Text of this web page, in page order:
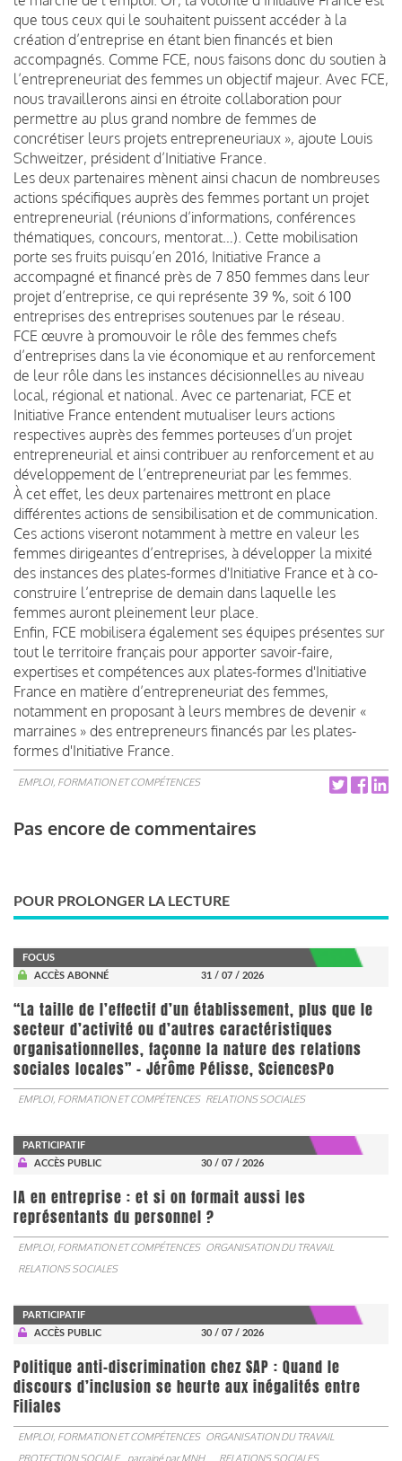
que tous ceux qui le souhaitent puissent accéder à la
création d’entreprise en étant bien financés et bien
accompagnés. Comme FCE, nous faisons donc du soutien à
l’entrepreneuriat des femmes un objectif majeur. Avec FCE,
nous travaillerons ainsi en étroite collaboration pour
permettre au plus grand nombre de femmes de
concrétiser leurs projets entrepreneuriaux », ajoute Louis
Schweitzer, président d’Initiative France.
Les deux partenaires mènent ainsi chacun de nombreuses
actions spécifiques auprès des femmes portant un projet
entrepreneurial (réunions d’informations, conférences
thématiques, concours, mentorat…). Cette mobilisation
porte ses fruits puisqu’en 2016, Initiative France a
accompagné et financé près de 7 850 femmes dans leur
projet d’entreprise, ce qui représente 39 %, soit 6 100
entreprises des entreprises soutenues par le réseau.
FCE œuvre à promouvoir le rôle des femmes chefs
d’entreprises dans la vie économique et au renforcement
de leur rôle dans les instances décisionnelles au niveau
local, régional et national. Avec ce partenariat, FCE et
Initiative France entendent mutualiser leurs actions
respectives auprès des femmes porteuses d’un projet
entrepreneurial et ainsi contribuer au renforcement et au
développement de l’entrepreneuriat par les femmes.
À cet effet, les deux partenaires mettront en place
différentes actions de sensibilisation et de communication.
Ces actions viseront notamment à mettre en valeur les
femmes dirigeantes d’entreprises, à développer la mixité
des instances des plates-formes d'Initiative France et à co-
construire l’entreprise de demain dans laquelle les
femmes auront pleinement leur place.
Enfin, FCE mobilisera également ses équipes présentes sur
tout le territoire français pour apporter savoir-faire,
expertises et compétences aux plates-formes d'Initiative
France en matière d’entrepreneuriat des femmes,
notamment en proposant à leurs membres de devenir «
marraines » des entrepreneurs financés par les plates-
formes d'Initiative France.
EMPLOI, FORMATION ET COMPÉTENCES
Pas encore de commentaires
POUR PROLONGER LA LECTURE
FOCUS
ACCÈS ABONNÉ
31 / 07 / 2026
“La taille de l’effectif d’un établissement, plus que le
secteur d’activité ou d’autres caractéristiques
organisationnelles, façonne la nature des relations
sociales locales” - Jérôme Pélisse, SciencesPo
EMPLOI, FORMATION ET COMPÉTENCES RELATIONS SOCIALES
PARTICIPATIF
ACCÈS PUBLIC
30 / 07 / 2026
IA en entreprise : et si on formait aussi les
représentants du personnel ?
EMPLOI, FORMATION ET COMPÉTENCES ORGANISATION DU TRAVAIL
RELATIONS SOCIALES
PARTICIPATIF
ACCÈS PUBLIC
30 / 07 / 2026
Politique anti-discrimination chez SAP : Quand le
discours d’inclusion se heurte aux inégalités entre
Filiales
EMPLOI, FORMATION ET COMPÉTENCES ORGANISATION DU TRAVAIL
PROTECTION SOCIALE
parrainé parMNH RELATIONS SOCIALES